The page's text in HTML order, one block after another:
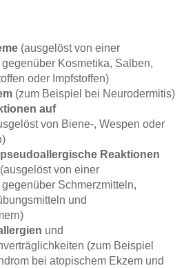
(ausgelöst von einer
Kosmetika, Salben,
oder Impfstoffen)
(zum Beispiel bei Neurodermitis)
auf
von Biene-, Wespen oder
Reaktionen
(ausgelöst von einer
Schmerzmitteln,
und
und
(zum Beispiel
bei atopischem Ekzem und